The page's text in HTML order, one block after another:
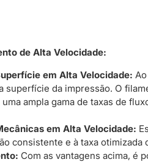
de Alta Velocidade:
em Alta Velocidade:
superfície da impressão. O
ampla gama de taxas de
em Alta Velocidade:
consistente e à taxa
Com as vantagens acima, é